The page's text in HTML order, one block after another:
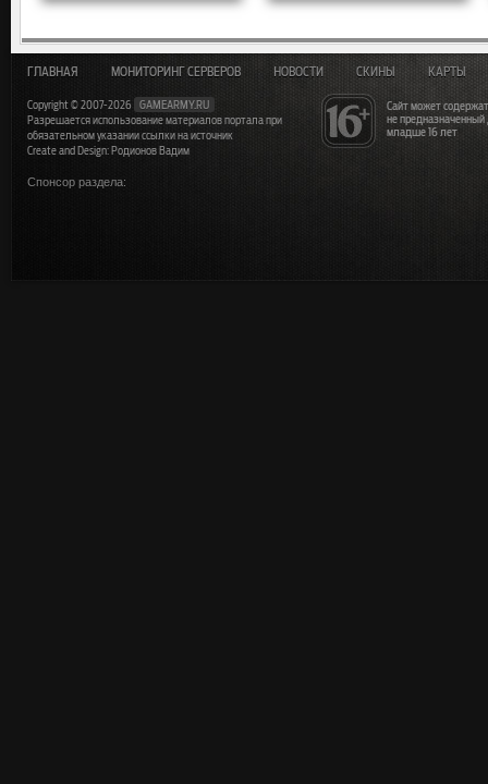
Сайт может
не
младше 16 лет
ГЛАВНАЯ МОНИТОРИНГ СЕРВЕРОВ НОВОСТИ СКИНЫ КАРТЫ
Copyright © 2007-2026
GAMEARMY.RU
Разрешается использование материалов портала при
обязательном указании ссылки на источник
Create and Design: Родионов Вадим
Спонсор раздела: